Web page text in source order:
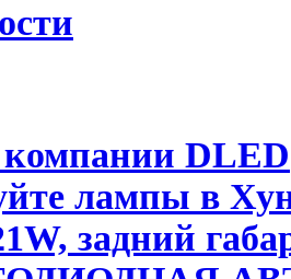
DLED
лампы в
задний